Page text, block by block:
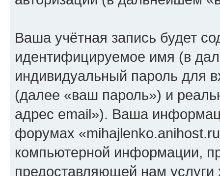
Ваша учётная запись будет
идентифицируемое имя (в
индивидуальный пароль для
(далее «ваш пароль») и
адрес email»). Ваша
форумах
компьютерной информации,
предоставляющей нам